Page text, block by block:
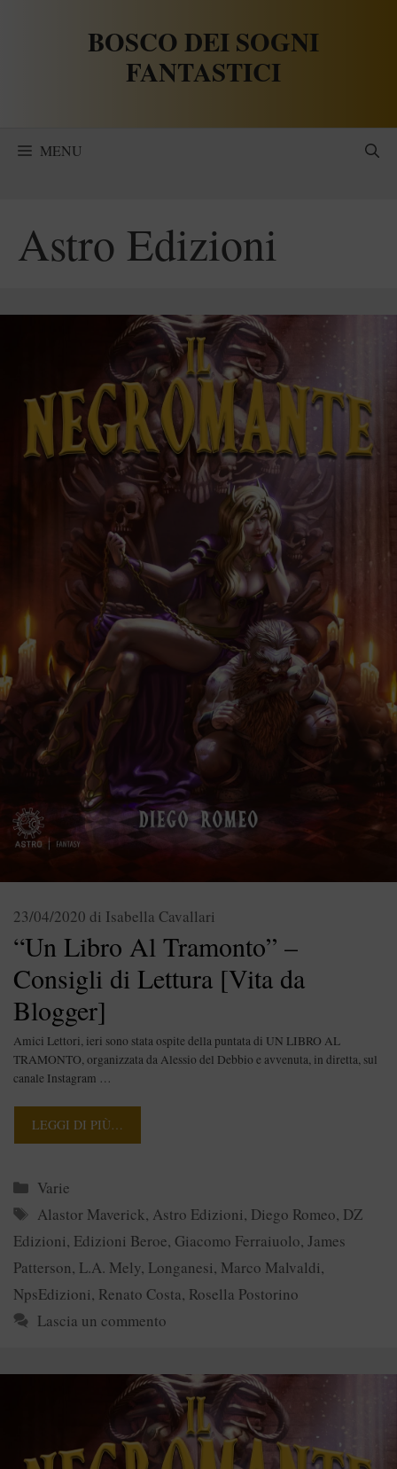
BOSCO DEI SOGNI
FANTASTICI
MENU
Astro Edizioni
“Un Libro Al Tramonto” –
Consigli di Lettura [Vita da
Blogger]
23/04/2020 di Isabella Cavallari
Amici Lettori, ieri sono stata ospite della puntata di UN LIBRO AL
TRAMONTO, organizzata da Alessio del Debbio e avvenuta, in diretta, sul
canale Instagram …
LEGGI DI PIÙ…
Categorie
Varie
Tag
Alastor Maverick, Astro Edizioni, Diego Romeo, DZ
Edizioni, Edizioni Beroe, Giacomo Ferraiuolo, James
Patterson, L.A. Mely, Longanesi, Marco Malvaldi,
NpsEdizioni, Renato Costa, Rosella Postorino
Lascia un commento